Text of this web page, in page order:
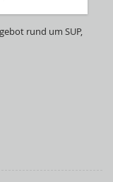
rund um SUP,